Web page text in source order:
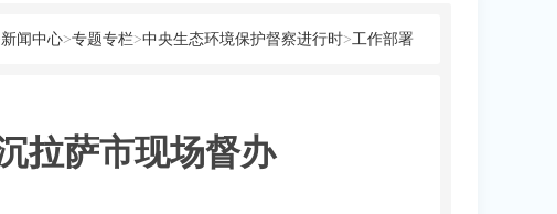
新闻中心>专题专栏>中央生态环境保护督察进行时>工作部署
拉萨市现场督办